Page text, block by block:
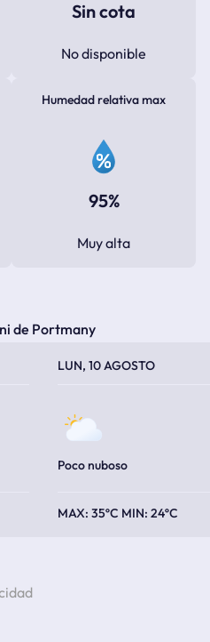
Sin cota
No disponible
Humedad relativa max
95%
Muy alta
de Portmany
LUN, 10 AGOSTO
Poco nuboso
35ºC 24ºC